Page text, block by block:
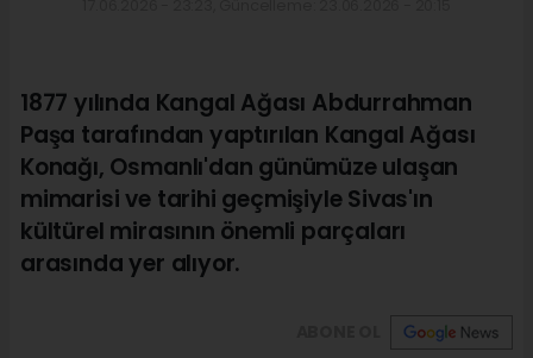
1877 yılında Kangal Ağası Abdurrahman
Paşa tarafından yaptırılan Kangal Ağası
Konağı, Osmanlı'dan günümüze ulaşan
mimarisi ve tarihi geçmişiyle Sivas'ın
kültürel mirasının önemli parçaları
arasında yer alıyor.